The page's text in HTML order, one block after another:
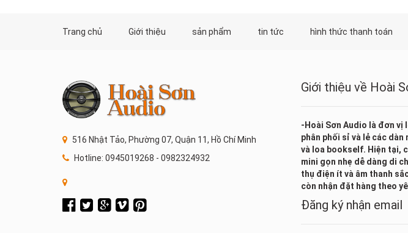
Trang chủ Giới thiệu sản phẩm tin tức hình thức thanh toán
516 Nhật Tảo, Phường 07, Quận 11, Hồ Chí Minh
Hotline: 0945019268 - 0982324932
Giới thiệu về Hoài
-Hoài Sơn Audio là đơn vị
phân phối sỉ và lẻ các dàn
và loa bookself. Hiện tại,
mini gọn nhẹ dễ dàng di
thụ điện ít và âm thanh
còn nhận đặt hàng theo
Đăng ký nhận email